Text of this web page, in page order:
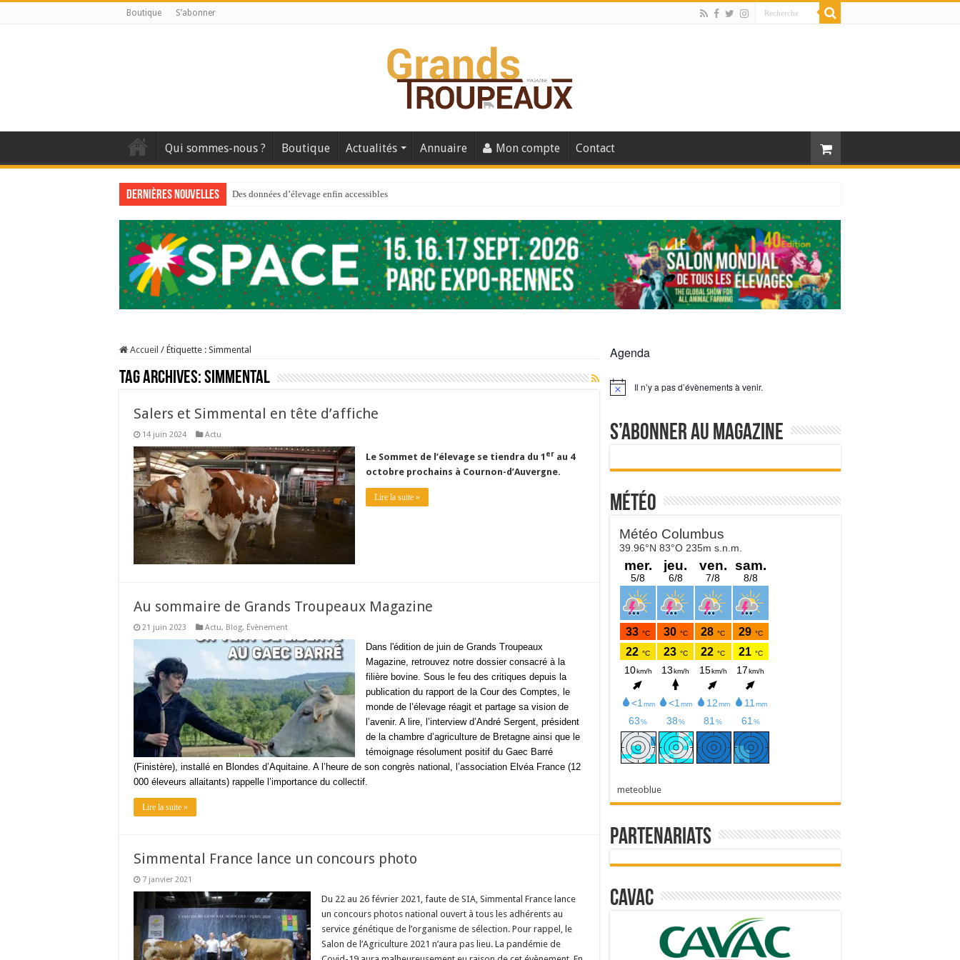
Boutique S’abonner
Qui sommes-nous ? Boutique Actualités Annuaire Mon compte Contact
Dernières nouvelles Des données d’élevage enfin accessibles
Au sommaire du premier numéro de 2025
Au sommaire de GTM 110
Aidez-nous à améliorer la santé de vos veaux !
Au sommaire de GTM 91
À l’est, un nouveau virus
Un été fructueux pour Lactalis
Accueil / Étiquette : Simmental
Tag Archives:Simmental
Salers et Simmental en tête d’affiche
14 juin 2024 Actu
Le Sommet de l’élevage se tiendra du 1 er au 4
octobre prochains à Cournon-d’Auvergne.
Lire la suite »
Au sommaire de Grands Troupeaux Magazine
21 juin 2023 Actu, Blog, Évènement
Dans l'édition de juin de Grands Troupeaux
Magazine, retrouvez notre dossier consacré à la
filière bovine. Sous le feu des critiques depuis la
publication du rapport de la Cour des Comptes, le
monde de l’élevage réagit et partage sa vision de
l’avenir. A lire, l’interview d’André Sergent, président
de la chambre d’agriculture de Bretagne ainsi que le
témoignage résolument positif du Gaec Barré
(Finistère), installé en Blondes d’Aquitaine. A l’heure de son congrès national, l’association Elvéa France (12
000 éleveurs allaitants) rappelle l’importance du collectif.
Lire la suite »
Simmental France lance un concours photo
7 janvier 2021
Du 22 au 26 février 2021, faute de SIA, Simmental France lance
un concours photos national ouvert à tous les adhérents au
service génétique de l’organisme de sélection. Pour rappel, le
Salon de l’Agriculture 2021 n’aura pas lieu. La pandémie de
Agenda
Notice Il n’y a pas d’évènements à venir.
S’abonner au magazine
Météo
meteoblue
Partenariats
Cavac